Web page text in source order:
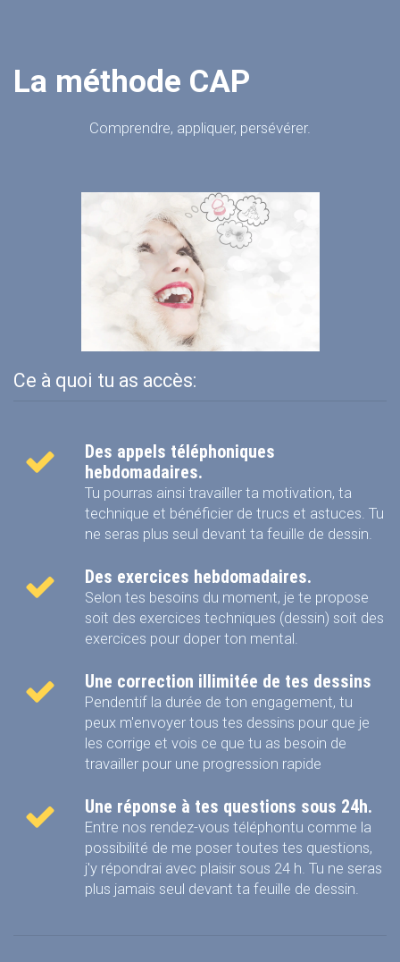
La méthode CAP
Comprendre, appliquer, persévérer.
Ce à quoi tu as accès:
Des appels téléphoniques
hebdomadaires.
Tu pourras ainsi travailler ta motivation, ta
technique et bénéficier de trucs et astuces. Tu
ne seras plus seul devant ta feuille de dessin.
Des exercices hebdomadaires.
Selon tes besoins du moment, je te propose
soit des exercices techniques (dessin) soit des
exercices pour doper ton mental.
Une correction illimitée de tes dessins
Pendentif la durée de ton engagement, tu
peux m'envoyer tous tes dessins pour que je
les corrige et vois ce que tu as besoin de
travailler pour une progression rapide
Une réponse à tes questions sous 24h.
Entre nos rendez-vous téléphontu comme la
possibilité de me poser toutes tes questions,
j'y répondrai avec plaisir sous 24 h. Tu ne seras
plus jamais seul devant ta feuille de dessin.